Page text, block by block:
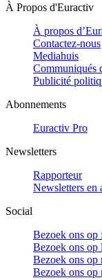
À Propos d'Euractiv
À propos
Contactez-nous
Mediahuis
Communiqués
Publicité
Abonnements
Euractiv Pro
Newsletters
Rapporteur
Newsletters en
Social
Bezoek ons op
Bezoek ons op
Bezoek ons op
Bezoek ons op